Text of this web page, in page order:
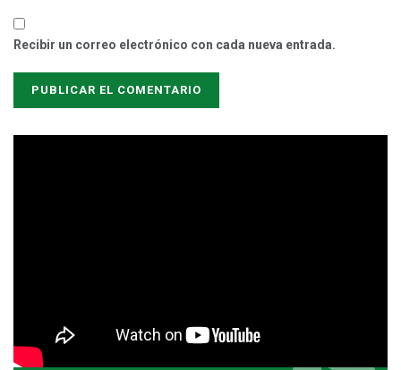
Recibir un correo electrónico con cada nueva entrada.